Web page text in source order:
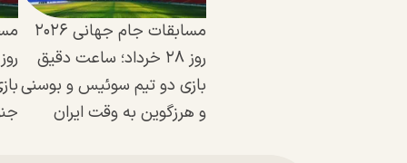
مسابقات جام جهانی ۲۰۲۶
روز ۲۸ خرداد؛ ساعت دقیق
بازی دو تیم سوئیس و بوسنی
و هرزگوین به وقت ایران